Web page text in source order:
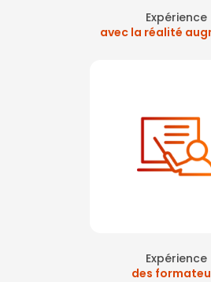
Expérience
avec la réalité
Expérience
des